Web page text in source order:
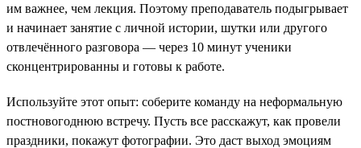
им важнее, чем лекция. Поэтому преподаватель подыгрывает
и начинает занятие с личной истории, шутки или другого
отвлечённого разговора — через 10 минут ученики
сконцентрированны и готовы к работе.
Используйте этот опыт: соберите команду на неформальную
постновогоднюю встречу. Пусть все расскажут, как провели
праздники, покажут фотографии. Это даст выход эмоциям